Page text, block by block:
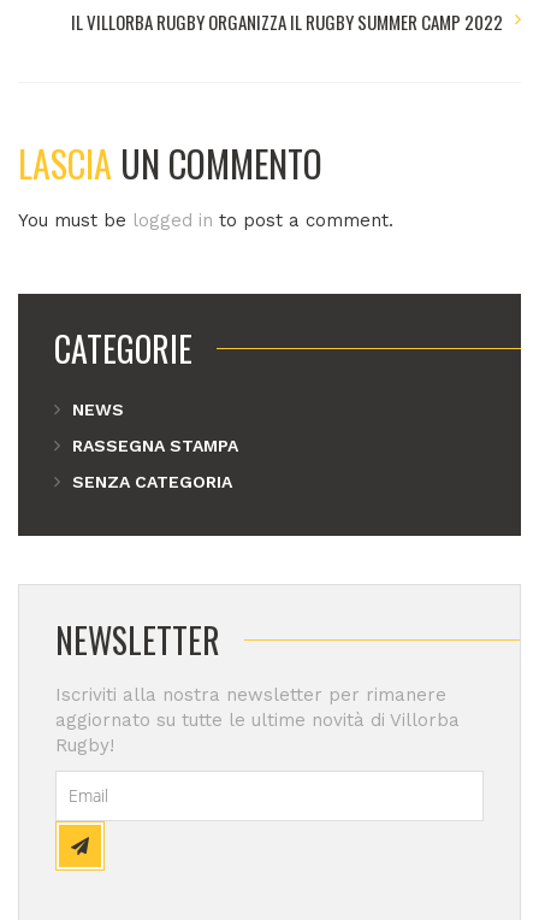
IL VILLORBA RUGBY ORGANIZZA IL RUGBY SUMMER CAMP 2022
LASCIA UN COMMENTO
You must be logged in to post a comment.
CATEGORIE
NEWS
RASSEGNA STAMPA
SENZA CATEGORIA
NEWSLETTER
Iscriviti alla nostra newsletter per rimanere
aggiornato su tutte le ultime novità di Villorba
Rugby!